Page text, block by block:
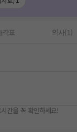
격표 의사(1)
간을 꼭 확인하세요!